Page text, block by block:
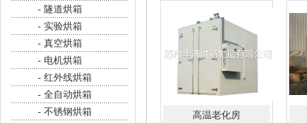
- 隧道烘箱
- 实验烘箱
- 真空烘箱
- 电机烘箱
- 红外线烘箱
- 全自动烘箱
- 不锈钢烘箱
高温老化房